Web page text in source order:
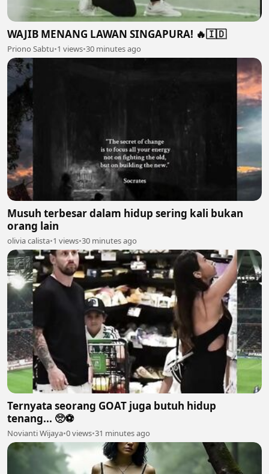
WAJIB MENANG LAWAN SINGAPURA! 🔥🇮🇩
Priono Sabtu•1 views•30 minutes ago
Musuh terbesar dalam hidup sering kali bukan
orang lain
olivia calista•1 views•30 minutes ago
Ternyata seorang GOAT juga butuh hidup
tenang... 🥺⚽
Novianti Wijaya•0 views•31 minutes ago